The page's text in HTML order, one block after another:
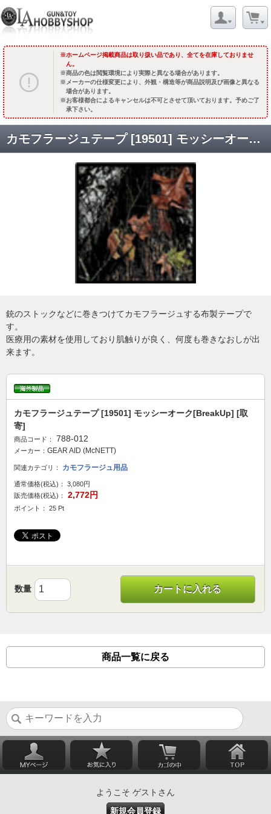
ホームページ掲載商品は取り扱い品であり、全てを在庫しておりませ
ん。
商品の色は閲覧環境により実際と異なる場合があります。
メーカーの仕様変更により、外観・構造等が商品説明及び画像と異なる
場合があります。
お客様都合によるキャンセルは不可とさせて頂いております。予めご了
承下さい。
カモフラージュテープ [19501] モッシーオーク[BreakUp] [取寄]
銃のストックなどに巻きつけてカモフラージュする布製テープで
す。
医療用の素材を使用しており肌触りが良く、何度も巻きなおしが出
来ます。
カモフラージュテープ [19501] モッシーオーク[BreakUp] [取
寄]
商品コード： 788-012
メーカー： GEAR AID (McNETT)
関連カテゴリ： カモフラージュ用品
通常価格(税込)：
3,080円
販売価格(税込)：
2,772円
ポイント： 25 Pt
数量 カートに入れる
商品一覧に戻る
ようこそ ゲストさん
新規会員登録